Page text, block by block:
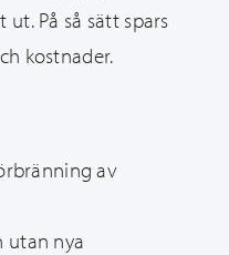
På så sätt spars
kostnader.
av
utan nya